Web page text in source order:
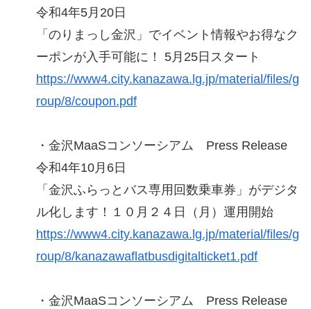
令和4年5月20日
「のりまっし金沢」でイベント情報やお得なク
ーポンが入手可能に！ 5月25日スタート
https://www4.city.kanazawa.lg.jp/material/files/g
roup/8/coupon.pdf
・金沢MaaSコンソーシアム Press Release
令和4年10月6日
「金沢ふらっとバス専用回数乗車券」がデジタ
ル化します！１０月２４日（月）運用開始
https://www4.city.kanazawa.lg.jp/material/files/g
roup/8/kanazawaflatbusdigitalticket1.pdf
・金沢MaaSコンソーシアム Press Release